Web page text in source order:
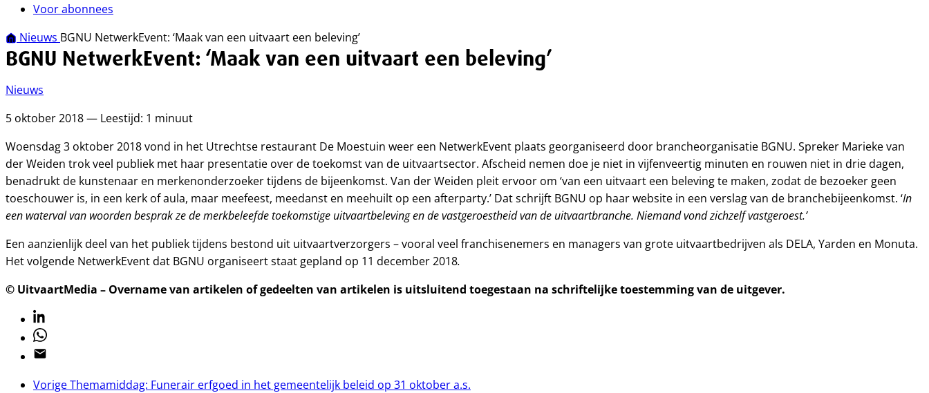
Voor abonnees
Nieuws BGNU NetwerkEvent: ‘Maak van een uitvaart een beleving’
BGNU NetwerkEvent: ‘Maak van een uitvaart een beleving’
Nieuws
5 oktober 2018 — Leestijd: 1 minuut
Woensdag 3 oktober 2018 vond in het Utrechtse restaurant De Moestuin weer een NetwerkEvent plaats georganiseerd door brancheorganisatie BGNU. Spreker Marieke van
der Weiden trok veel publiek met haar presentatie over de toekomst van de uitvaartsector. Afscheid nemen doe je niet in vijfenveertig minuten en rouwen niet in drie dagen,
benadrukt de kunstenaar en merkenonderzoeker tijdens de bijeenkomst. Van der Weiden pleit ervoor om ‘van een uitvaart een beleving te maken, zodat de bezoeker geen
toeschouwer is, in een kerk of aula, maar meefeest, meedanst en meehuilt op een afterparty.’ Dat schrijft BGNU op haar website in een verslag van de branchebijeenkomst. ‘In
een waterval van woorden besprak ze de merkbeleefde toekomstige uitvaartbeleving en de vastgeroestheid van de uitvaartbranche. Niemand vond zichzelf vastgeroest.’
Een aanzienlijk deel van het publiek tijdens bestond uit uitvaartverzorgers – vooral veel franchisenemers en managers van grote uitvaartbedrijven als DELA, Yarden en Monuta.
Het volgende NetwerkEvent dat BGNU organiseert staat gepland op 11 december 2018.
© UitvaartMedia – Overname van artikelen of gedeelten van artikelen is uitsluitend toegestaan na schriftelijke toestemming van de uitgever.
Linkedin
Whatsapp
Email
VorigeThemamiddag: Funerair erfgoed in het gemeentelijk beleid op 31 oktober a.s.